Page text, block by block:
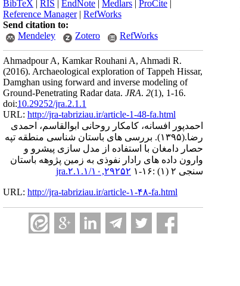
BibTeX | RIS | EndNote | Medlars | ProCite |
Reference Manager| RefWorks
Send citation to:
Mendeley
Zotero RefWorks
Ahmadpour A, Kamkar Rouhani A, Ahmadi R.
(2016). Archaeological exploration of Tappeh Hissar,
Damghan using forward and inverse modeling of
Ground-Penetrating Radar data. JRA. 2(1), 1-16.
doi:10.29252/jra.2.1.1
URL: http://jra-tabriziau.ir/article-1-48-fa.html
احمدپور افسانه، کامکار روحانی ابوالقاسم، احمدی
رضا.(۱۳۹۵).
بررسی های باستان شناسی منطقه تپه
حصار دامغان با استفاده از مدل سازی پیشرو و
وارون داده های رادار نفوذی به زمین پژوهه باستان
سنجی ۲ (۱) :۱۶-۱
۱۰,۲۹۲۵۲/jra.۲.۱.۱
URL: http://jra-tabriziau.ir/article-۱-۴۸-fa.html